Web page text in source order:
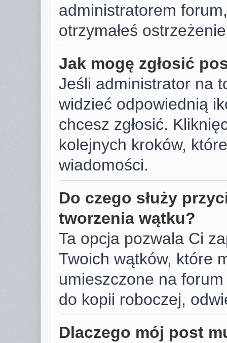
administratorem
otrzymałeś
Jak mogę zgłosić
Jeśli administrator na
widzieć odpowiednią
chcesz zgłosić.
kolejnych kroków,
wiadomości.
Do czego służy
tworzenia wątku?
Ta opcja pozwala Ci
Twoich wątków, które
umieszczone na
do kopii roboczej,
Dlaczego mój post